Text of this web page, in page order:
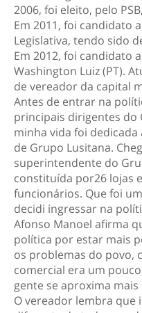
2006, foi eleito, pelo
Em 2011, foi candidato
Legislativa, tendo sido
Em 2012, foi candidato
Washington Luiz (PT).
de vereador da capital
Antes de entrar na
principais dirigentes do
minha vida foi
de Grupo Lusitana.
superintendente do
constituída por26 lojas
funcionários. Que foi
decidi ingressar na
Afonso Manoel afirma
política por estar mais
os problemas do povo,
comercial era um
gente se aproxima
O vereador lembra que